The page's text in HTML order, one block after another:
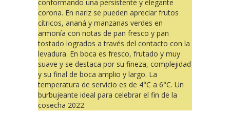
conformando una persistente y elegante
corona. En nariz se pueden apreciar frutos
cítricos, ananá y manzanas verdes en
armonía con notas de pan fresco y pan
tostado logrados a través del contacto con la
levadura. En boca es fresco, frutado y muy
suave y se destaca por su fineza, complejidad
y su final de boca amplio y largo. La
temperatura de servicio es de 4°C a 6°C. Un
burbujeante ideal para celebrar el fin de la
cosecha 2022.